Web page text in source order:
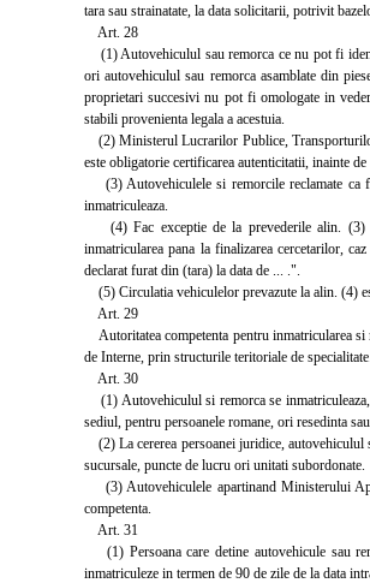
tara sau strainatate, la data solicitarii, potrivit
Art. 28
(1) Autovehiculul sau remorca ce nu pot fi
ori autovehiculul sau remorca asamblate din
proprietari succesivi nu pot fi omologate in
stabili provenienta legala a acestuia.
(2) Ministerul Lucrarilor Publice,
este obligatorie certificarea autenticitatii, inainte
(3) Autovehiculele si remorcile reclamate ca
inmatriculeaza.
(4) Fac exceptie de la prevederile alin. (3)
inmatricularea pana la finalizarea cercetarilor,
declarat furat din (tara) la data de ... .".
(5) Circulatia vehiculelor prevazute la alin. (4)
Art. 29
Autoritatea competenta pentru inmatricularea
de Interne, prin structurile teritoriale de
Art. 30
(1) Autovehiculul si remorca se
sediul, pentru persoanele romane, ori resedinta
(2) La cererea persoanei juridice, autovehiculul
sucursale, puncte de lucru ori unitati subordonate.
(3) Autovehiculele apartinand Ministerului
competenta.
Art. 31
(1) Persoana care detine autovehicule sau
inmatriculeze in termen de 90 de zile de la data